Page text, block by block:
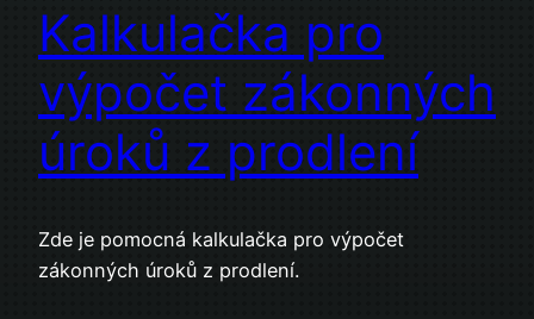
Kalkulačka pro
výpočet zákonných
úroků z prodlení
Zde je pomocná kalkulačka pro výpočet
zákonných úroků z prodlení.